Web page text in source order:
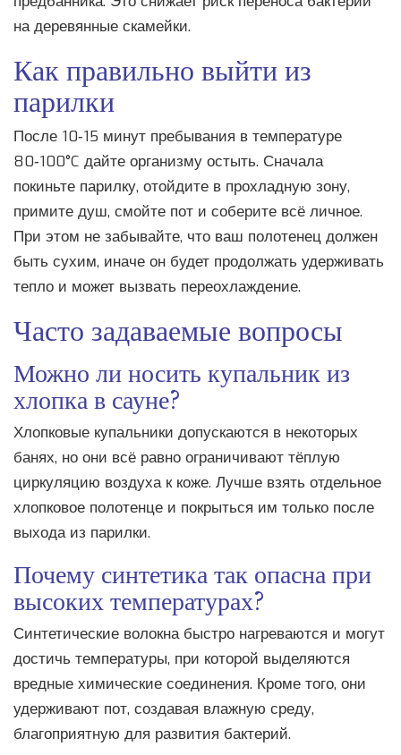
на деревянные скамейки.
Как правильно выйти из
парилки
После 10‑15 минут пребывания в температуре
80‑100°C дайте организму остыть. Сначала
покиньте парилку, отойдите в прохладную зону,
примите душ, смойте пот и соберите всё личное.
При этом не забывайте, что ваш полотенец должен
быть сухим, иначе он будет продолжать удерживать
тепло и может вызвать переохлаждение.
Часто задаваемые вопросы
Можно ли носить купальник из
хлопка в сауне?
Хлопковые купальники допускаются в некоторых
банях, но они всё равно ограничивают тёплую
циркуляцию воздуха к коже. Лучше взять отдельное
хлопковое полотенце и покрыться им только после
выхода из парилки.
Почему синтетика так опасна при
высоких температурах?
Синтетические волокна быстро нагреваются и могут
достичь температуры, при которой выделяются
вредные химические соединения. Кроме того, они
удерживают пот, создавая влажную среду,
благоприятную для развития бактерий.